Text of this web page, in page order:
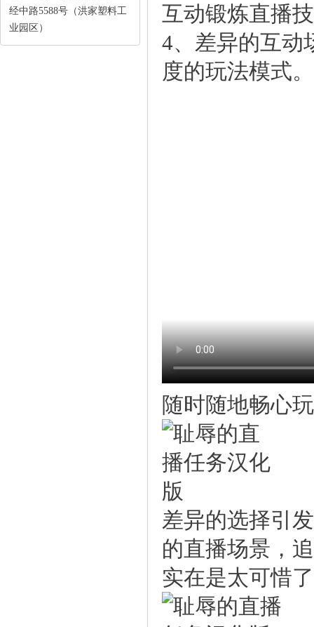
经中路5588号（洪家塑料工
业园区）
互动锻炼直播
4、差异的互
度的玩法模式。
随时随地畅心
差异的选择引
的直播场景，
实在是太可惜